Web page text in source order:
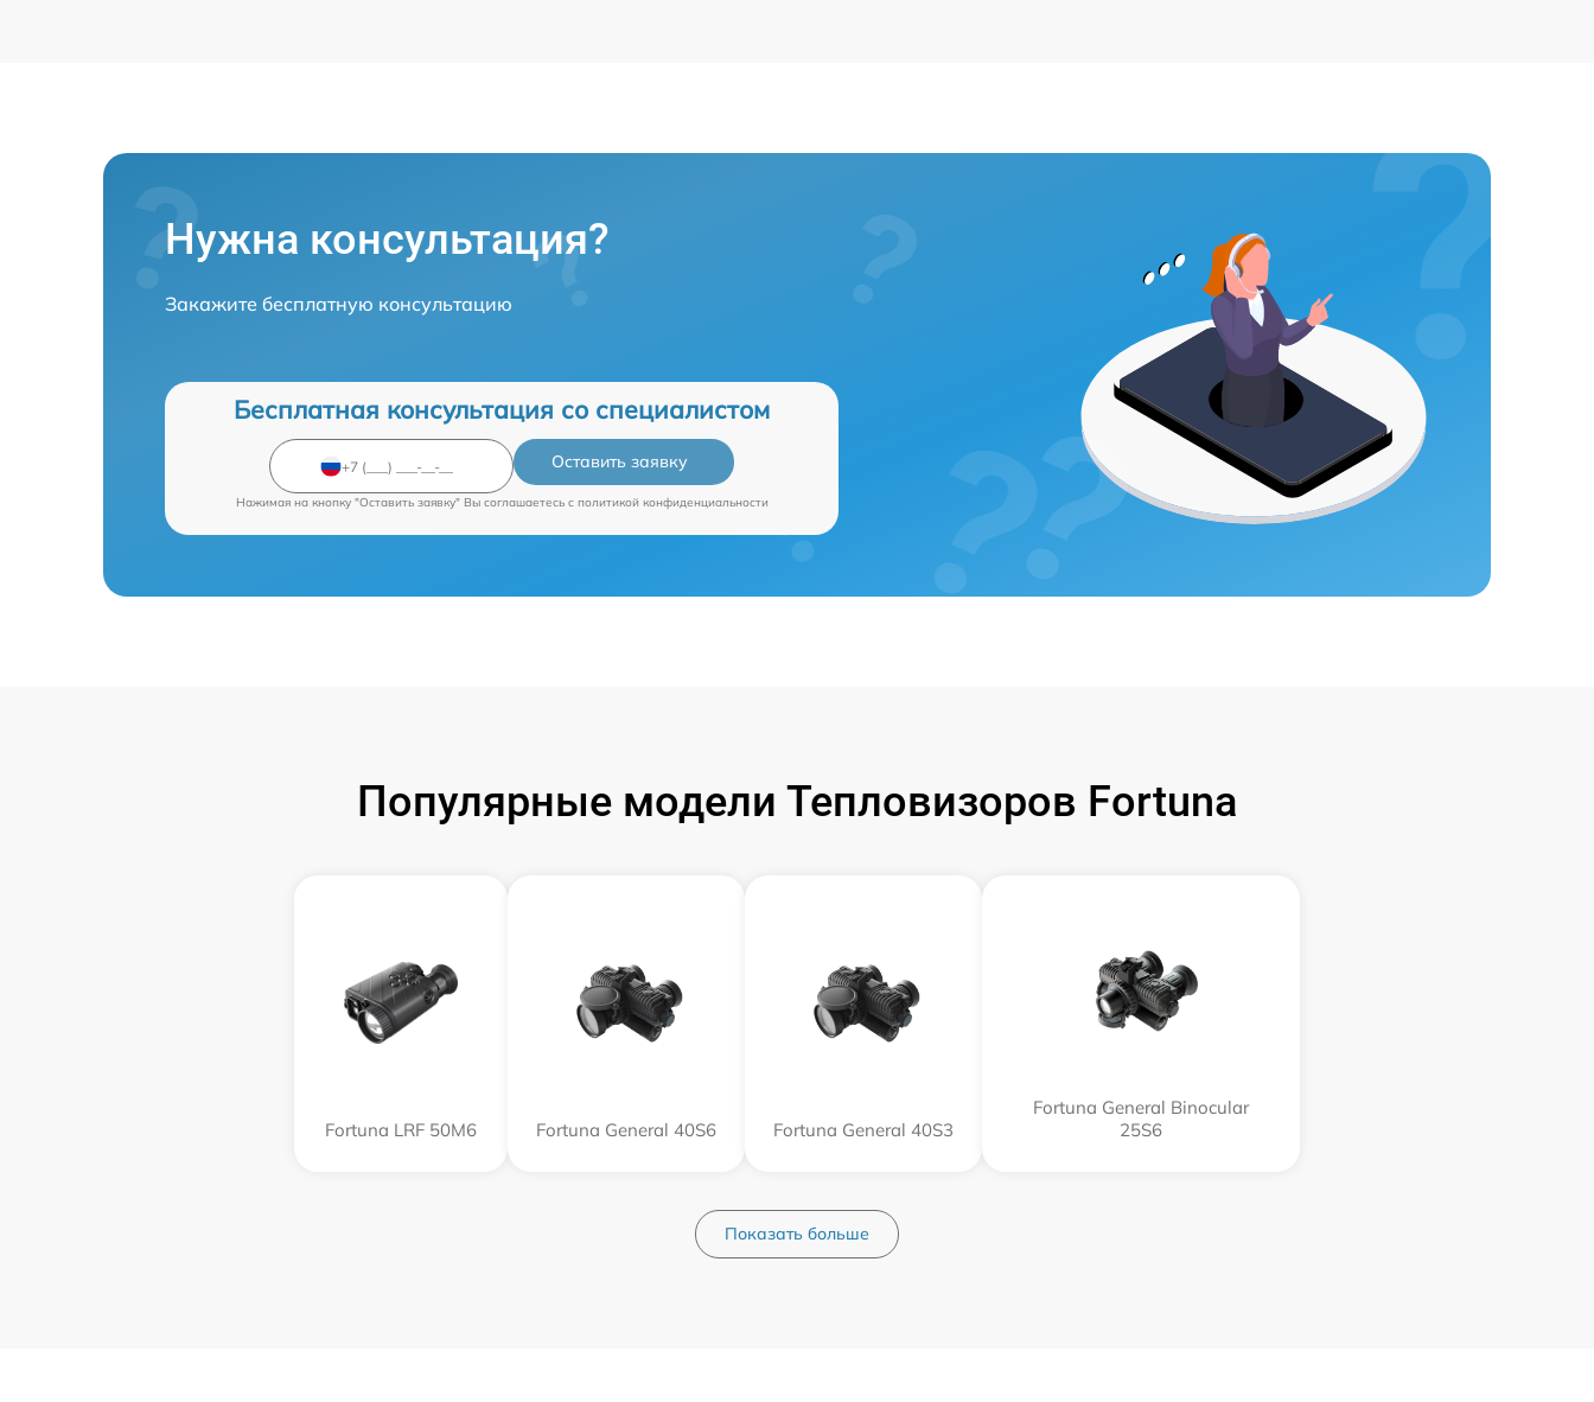
Нужна консультация?
Закажите бесплатную консультацию
Бесплатная консультация со специалистом
Оставить заявку
Нажимая на кнопку "Оставить заявку" Вы соглашаетесь c политикой конфиденциальности
Популярные модели Тепловизоров Fortuna
Fortuna LRF 50M6 Fortuna General 40S6 Fortuna General 40S3
Fortuna General Binocular
25S6
Показать больше